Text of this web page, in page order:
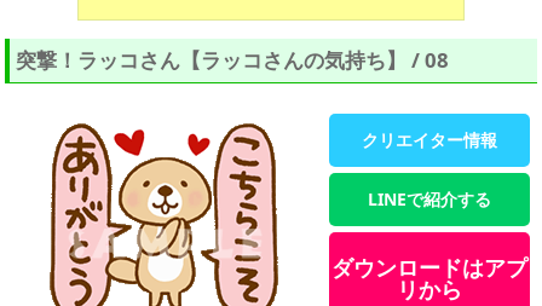
突撃！ラッコさん【ラッコさんの気持ち】 / 08
クリエイター情報
LINEで紹介する
ダウンロードはアプ
リから